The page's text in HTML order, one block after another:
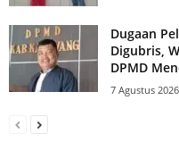
Dugaan
Digubris,
DPMD
7 Agustus 2026